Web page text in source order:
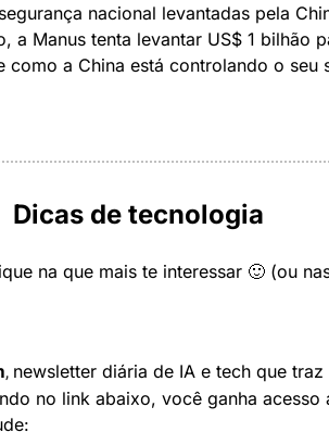
nacional levantadas pela
a Manus tenta levantar US$ 1 bilhão
como a China está controlando o seu
Dicas de tecnologia
na que mais te interessar 🙂 (ou
, newsletter diária de IA e tech que
no link abaixo, você ganha acesso
: